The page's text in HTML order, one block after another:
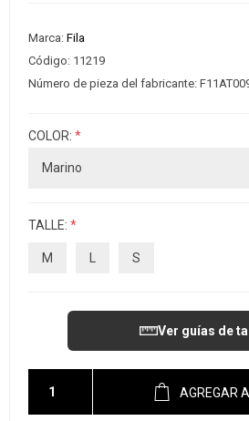
Marca: Fila
Código: 11219
Número de pieza del fabricante:
COLOR: *
TALLE: *
M L S
Ver guías de
AGREGAR